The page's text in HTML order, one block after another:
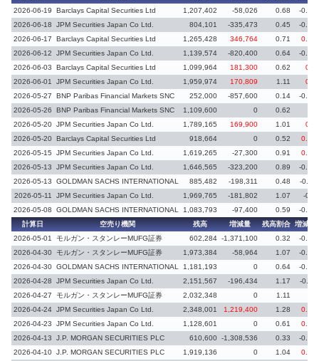
2026-06-19
Barclays Capital Securities Ltd 1,207,402 -58,026 0.68
-0.03
2026-06-18
JPM Securities Japan Co Ltd. 804,101 -335,473 0.45
-0.19
2026-06-17
Barclays Capital Securities Ltd 1,265,428 346,764 0.71
0.19
2026-06-12
JPM Securities Japan Co Ltd. 1,139,574 -820,400 0.64
-0.47
2026-06-03
Barclays Capital Securities Ltd 1,099,964 181,300 0.62
0.1
2026-06-01
JPM Securities Japan Co Ltd. 1,959,974 170,809 1.11
0.1
2026-05-27
BNP Paribas Financial Markets SNC 252,000 -857,600 0.14
-0.48
2026-05-26
BNP Paribas Financial Markets SNC 1,109,600 0
0.62
2026-05-20 JPM Securities Japan Co Ltd. 1,789,165 169,900 1.01
0.1
2026-05-20 Barclays Capital Securities Ltd 918,664 0 0.52
0.12
2026-05-15
JPM Securities Japan Co Ltd. 1,619,265 -27,300 0.91
0.02
2026-05-13
JPM Securities Japan Co Ltd. 1,646,565 -323,200 0.89
-0.18
2026-05-13
GOLDMAN SACHS INTERNATIONAL 885,482 -198,311 0.48
-0.11
2026-05-11
JPM Securities Japan Co Ltd. 1,969,765 -181,802 1.07
-0.1
2026-05-08
GOLDMAN SACHS INTERNATIONAL 1,083,793 -97,400 0.59
-0.05
計算日
空売り機関 残高 増減量 残高割合 増減率
2026-05-01
モルガン・スタンレーMUFG証券 602,284 -1,371,100 0.32
-0.75
2026-04-30 モルガン・スタンレーMUFG証券 1,973,384 -58,964 1.07
-0.04
2026-04-30 GOLDMAN SACHS INTERNATIONAL 1,181,193 0 0.64
-0.08
2026-04-28
JPM Securities Japan Co Ltd. 2,151,567 -196,434 1.17
-0.11
2026-04-27
モルガン・スタンレーMUFG証券 2,032,348 0
1.11
2026-04-24 JPM Securities Japan Co Ltd. 2,348,001 1,219,400 1.28
0.67
2026-04-23
JPM Securities Japan Co Ltd. 1,128,601 0 0.61
0.43
2026-04-13
J.P. MORGAN SECURITIES PLC 610,600 -1,308,536 0.33
-0.71
2026-04-10 J.P. MORGAN SECURITIES PLC 1,919,136 0 1.04
0.74